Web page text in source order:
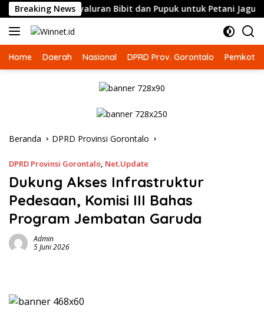
Langsung
ke
konten
Breaking News
Penyaluran Bibit dan Pupuk untuk Petani Jagung
Home Daerah Nasional DPRD Prov. Gorontalo Pemkot
Beranda DPRD Provinsi Gorontalo
DPRD Provinsi Gorontalo Net.Update
Dukung Akses Infrastruktur
Pedesaan, Komisi III Bahas
Program Jembatan Garuda
Admin
5 Juni 2026